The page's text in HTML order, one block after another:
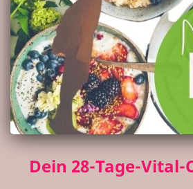
Dein 28-Tage-Vital-